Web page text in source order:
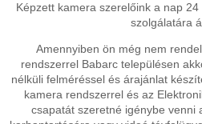
Képzett kamera szerelőink a nap
szolgálatára
Amennyiben ön még nem
rendszerrel Babarc településen
nélküli felméréssel és árajánlat
kamera rendszerrel és az
csapatát szeretné igénybe venni